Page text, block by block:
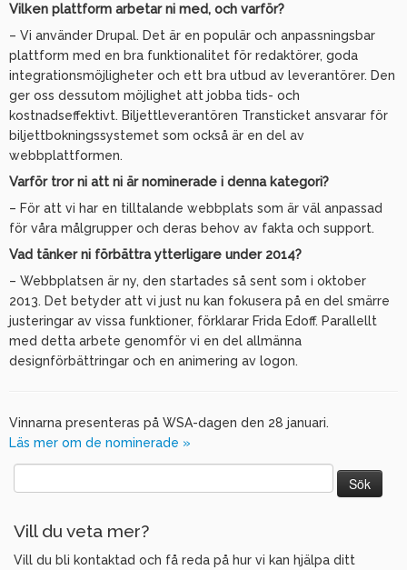
Vilken plattform arbetar ni med, och varför?
– Vi använder Drupal. Det är en populär och anpassningsbar
plattform med en bra funktionalitet för redaktörer, goda
integrationsmöjligheter och ett bra utbud av leverantörer. Den
ger oss dessutom möjlighet att jobba tids- och
kostnadseffektivt. Biljettleverantören Transticket ansvarar för
biljettbokningssystemet som också är en del av
webbplattformen.
Varför tror ni att ni är nominerade i denna kategori?
– För att vi har en tilltalande webbplats som är väl anpassad
för våra målgrupper och deras behov av fakta och support.
Vad tänker ni förbättra ytterligare under 2014?
– Webbplatsen är ny, den startades så sent som i oktober
2013. Det betyder att vi just nu kan fokusera på en del smärre
justeringar av vissa funktioner, förklarar Frida Edoff. Parallellt
med detta arbete genomför vi en del allmänna
designförbättringar och en animering av logon.
Vinnarna presenteras på WSA-dagen den 28 januari.
Läs mer om de nominerade »
efter:
Vill du veta mer?
Vill du bli kontaktad och få reda på hur vi kan hjälpa ditt